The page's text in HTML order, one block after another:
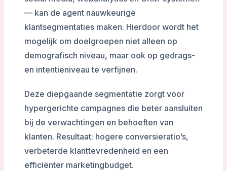
— kan de agent nauwkeurige
klantsegmentaties maken. Hierdoor wordt het
mogelijk om doelgroepen niet alleen op
demografisch niveau, maar ook op gedrags-
en intentieniveau te verfijnen.
Deze diepgaande segmentatie zorgt voor
hypergerichte campagnes die beter aansluiten
bij de verwachtingen en behoeften van
klanten. Resultaat: hogere conversieratio’s,
verbeterde klanttevredenheid en een
efficiënter marketingbudget.